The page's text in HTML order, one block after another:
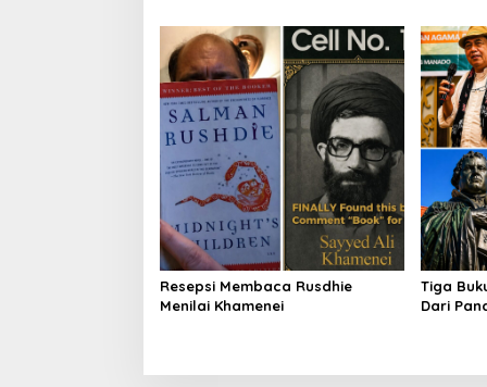
Hidup Generasi Muda
Resepsi Membaca Rusdhie
Menilai Khamenei
Tiga
Dari